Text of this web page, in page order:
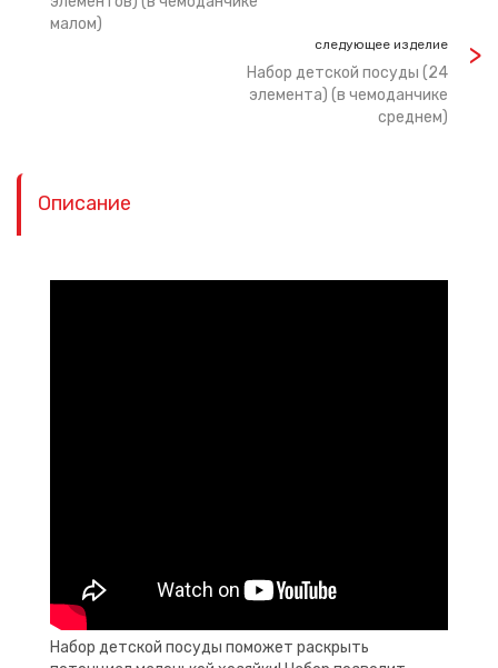
малом)
следующее изделие
Набор детской посуды (24
элемента) (в чемоданчике
среднем)
Описание
Набор детской посуды поможет раскрыть